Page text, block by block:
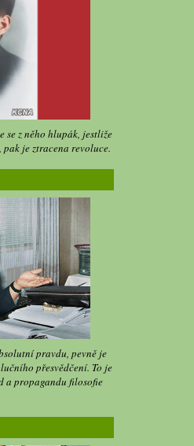
se z něho hlupák, jestliže
pak je ztracena revoluce.
pravdu, pevně je
přesvědčení. To je
a propagandu filosofie